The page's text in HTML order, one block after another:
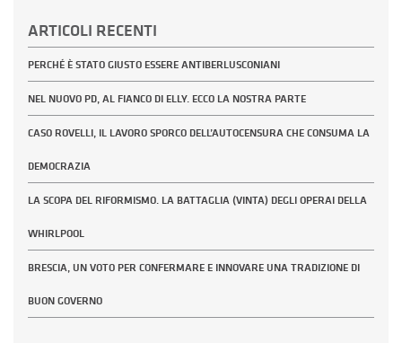
ARTICOLI RECENTI
PERCHÉ È STATO GIUSTO ESSERE ANTIBERLUSCONIANI
NEL NUOVO PD, AL FIANCO DI ELLY. ECCO LA NOSTRA PARTE
CASO ROVELLI, IL LAVORO SPORCO DELL’AUTOCENSURA CHE CONSUMA LA
DEMOCRAZIA
LA SCOPA DEL RIFORMISMO. LA BATTAGLIA (VINTA) DEGLI OPERAI DELLA
WHIRLPOOL
BRESCIA, UN VOTO PER CONFERMARE E INNOVARE UNA TRADIZIONE DI
BUON GOVERNO